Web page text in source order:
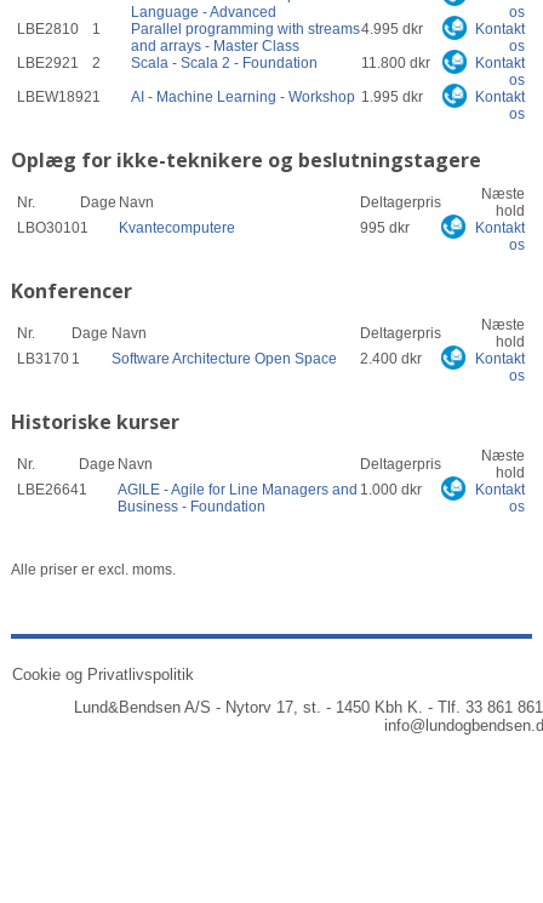
Language - Advanced
os
LBE2810
1
Parallel programming with streams
and arrays - Master Class
4.995 dkr
Kontakt
os
LBE2921
2 Scala - Scala 2 - Foundation 11.800 dkr
Kontakt
os
LBEW18921 AI - Machine Learning - Workshop 1.995 dkr
Kontakt
os
Oplæg for ikke-teknikere og beslutningstagere
Nr. Dage Navn Deltagerpris
Næste
hold
LBO30101 Kvantecomputere 995 dkr
Kontakt
os
Konferencer
Nr. Dage Navn Deltagerpris
Næste
hold
LB3170 1 Software Architecture Open Space 2.400 dkr
Kontakt
os
Historiske kurser
Nr. Dage Navn Deltagerpris
Næste
hold
LBE26641
AGILE - Agile for Line Managers and
Business - Foundation
1.000 dkr
Kontakt
os
Alle priser er excl. moms.
Cookie og Privatlivspolitik
Lund&Bendsen A/S - Nytorv 17, st. - 1450 Kbh K. - Tlf. 33 861